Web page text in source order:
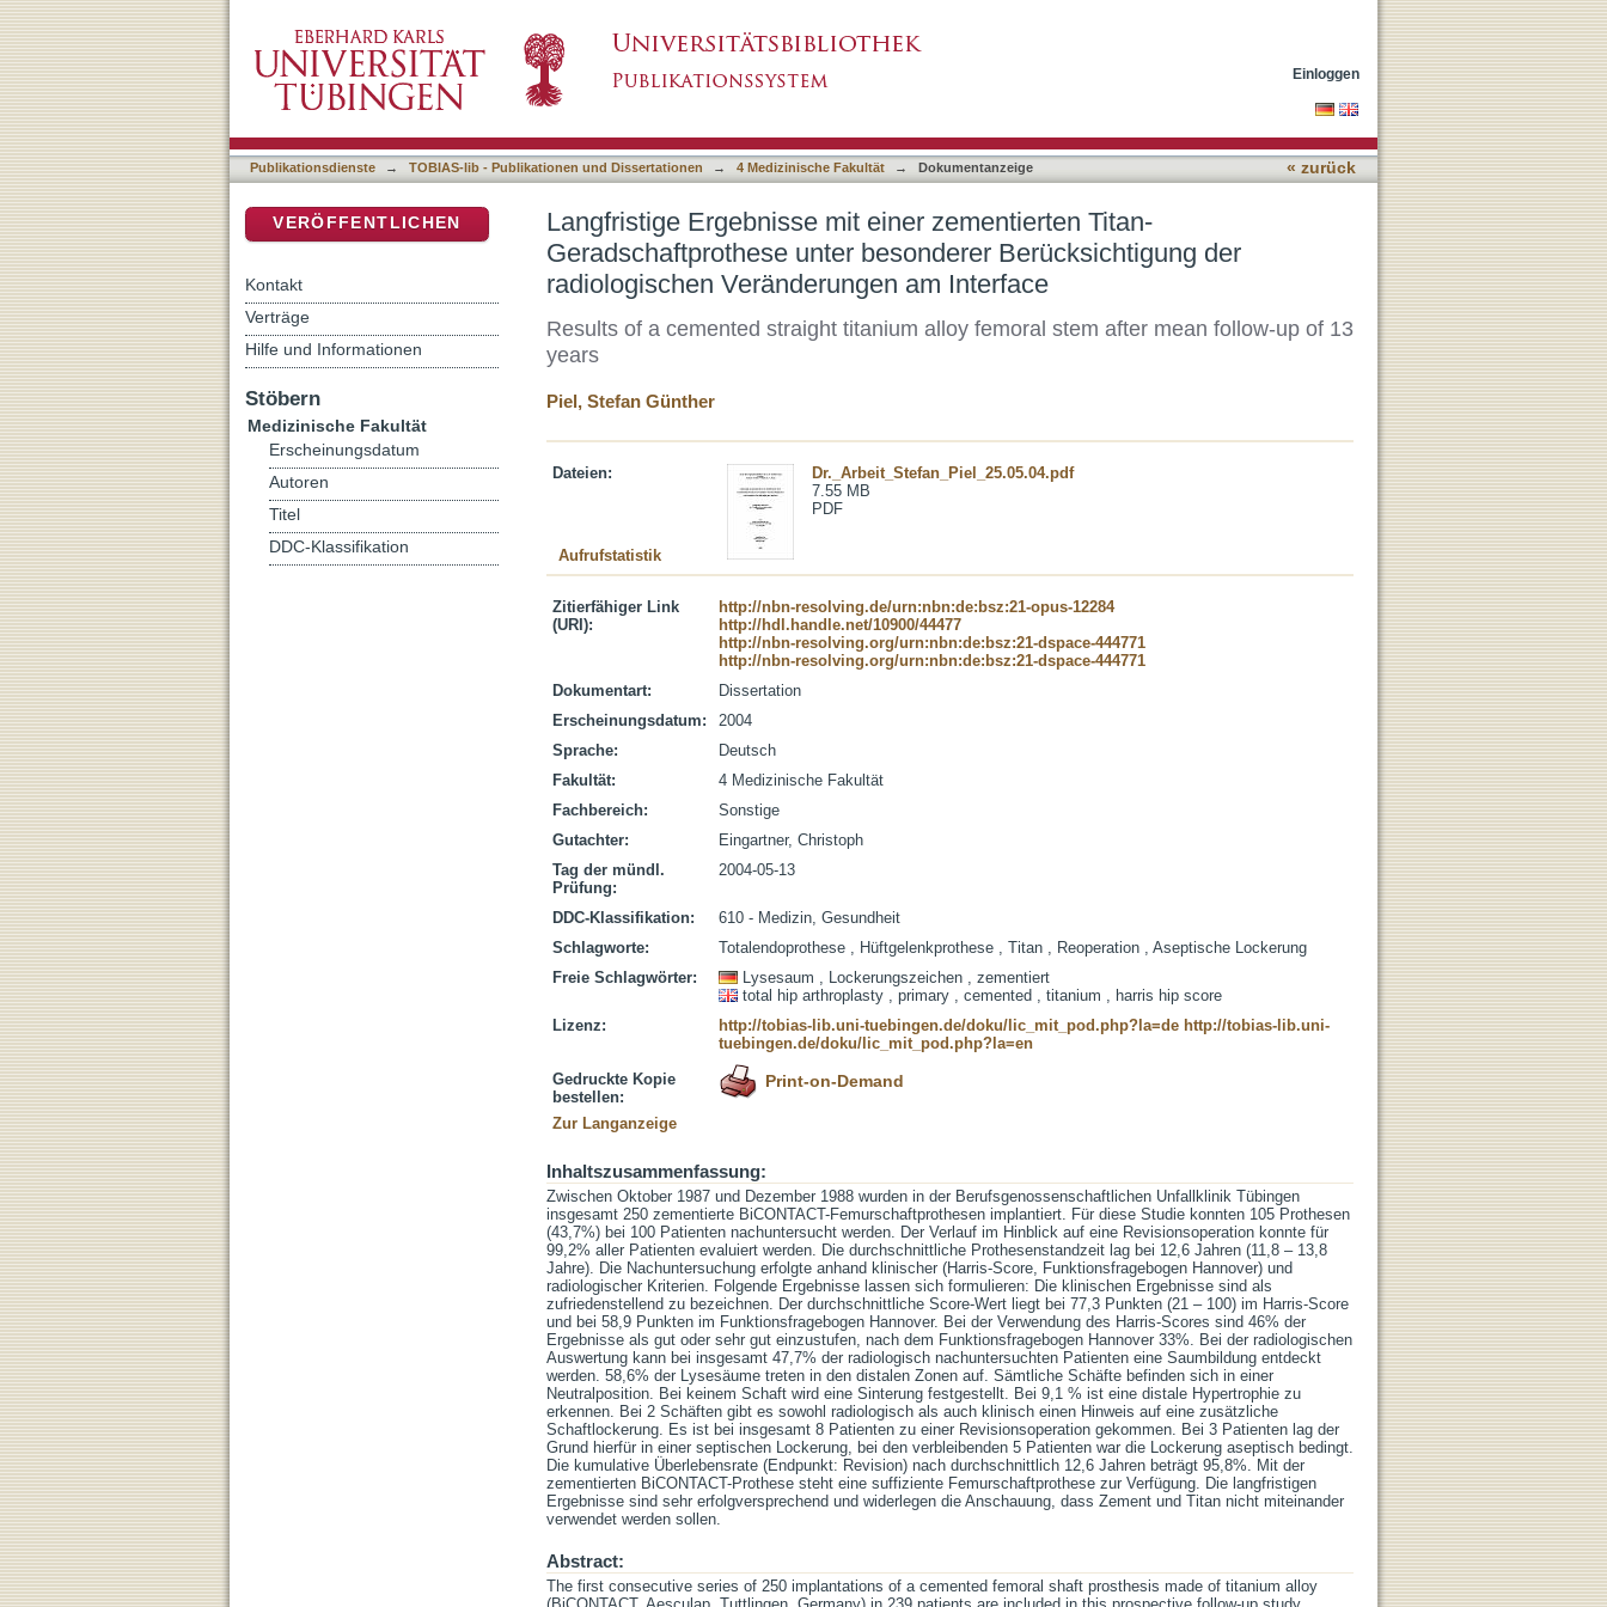
Berücksichtigung der radiologischen Veränderungen am Interface
Einloggen
Publikationsdienste → TOBIAS-lib - Publikationen und Dissertationen → 4 Medizinische Fakultät → Dokumentanzeige « zurück
Langfristige Ergebnisse mit einer zementierten Titan-
Geradschaftprothese unter besonderer Berücksichtigung der
radiologischen Veränderungen am Interface
Results of a cemented straight titanium alloy femoral stem after mean follow-up of 13
years
Piel, Stefan Günther
Dateien:
Dr._Arbeit_Stefan_Piel_25.05.04.pdf
7.55 MB
PDF
Aufrufstatistik
Zitierfähiger Link
(URI):
http://nbn-resolving.de/urn:nbn:de:bsz:21-opus-12284
http://hdl.handle.net/10900/44477
http://nbn-resolving.org/urn:nbn:de:bsz:21-dspace-444771
http://nbn-resolving.org/urn:nbn:de:bsz:21-dspace-444771
Dokumentart:
Dissertation
Erscheinungsdatum:
2004
Sprache:
Deutsch
Fakultät:
4 Medizinische Fakultät
Fachbereich:
Sonstige
Gutachter:
Eingartner, Christoph
Tag der mündl.
Prüfung:
2004-05-13
DDC-Klassifikation:
610 - Medizin, Gesundheit
Schlagworte:
Totalendoprothese , Hüftgelenkprothese , Titan , Reoperation , Aseptische Lockerung
Freie Schlagwörter:
Lysesaum , Lockerungszeichen , zementiert
total hip arthroplasty , primary , cemented , titanium , harris hip score
Lizenz:
http://tobias-lib.uni-tuebingen.de/doku/lic_mit_pod.php?la=de http://tobias-lib.uni-
tuebingen.de/doku/lic_mit_pod.php?la=en
Gedruckte Kopie
bestellen:
Print-on-Demand
Zur Langanzeige
Inhaltszusammenfassung:
Zwischen Oktober 1987 und Dezember 1988 wurden in der Berufsgenossenschaftlichen Unfallklinik Tübingen
insgesamt 250 zementierte BiCONTACT-Femurschaftprothesen implantiert. Für diese Studie konnten 105 Prothesen
(43,7%) bei 100 Patienten nachuntersucht werden. Der Verlauf im Hinblick auf eine Revisionsoperation konnte für
99,2% aller Patienten evaluiert werden. Die durchschnittliche Prothesenstandzeit lag bei 12,6 Jahren (11,8 – 13,8
Jahre). Die Nachuntersuchung erfolgte anhand klinischer (Harris-Score, Funktionsfragebogen Hannover) und
radiologischer Kriterien. Folgende Ergebnisse lassen sich formulieren: Die klinischen Ergebnisse sind als
zufriedenstellend zu bezeichnen. Der durchschnittliche Score-Wert liegt bei 77,3 Punkten (21 – 100) im Harris-Score
und bei 58,9 Punkten im Funktionsfragebogen Hannover. Bei der Verwendung des Harris-Scores sind 46% der
Ergebnisse als gut oder sehr gut einzustufen, nach dem Funktionsfragebogen Hannover 33%. Bei der radiologischen
Auswertung kann bei insgesamt 47,7% der radiologisch nachuntersuchten Patienten eine Saumbildung entdeckt
werden. 58,6% der Lysesäume treten in den distalen Zonen auf. Sämtliche Schäfte befinden sich in einer
Neutralposition. Bei keinem Schaft wird eine Sinterung festgestellt. Bei 9,1 % ist eine distale Hypertrophie zu
erkennen. Bei 2 Schäften gibt es sowohl radiologisch als auch klinisch einen Hinweis auf eine zusätzliche
Schaftlockerung. Es ist bei insgesamt 8 Patienten zu einer Revisionsoperation gekommen. Bei 3 Patienten lag der
Grund hierfür in einer septischen Lockerung, bei den verbleibenden 5 Patienten war die Lockerung aseptisch bedingt.
Die kumulative Überlebensrate (Endpunkt: Revision) nach durchschnittlich 12,6 Jahren beträgt 95,8%. Mit der
zementierten BiCONTACT-Prothese steht eine suffiziente Femurschaftprothese zur Verfügung. Die langfristigen
Ergebnisse sind sehr erfolgversprechend und widerlegen die Anschauung, dass Zement und Titan nicht miteinander
verwendet werden sollen.
Abstract:
The first consecutive series of 250 implantations of a cemented femoral shaft prosthesis made of titanium alloy
VERÖFFENTLICHEN
Kontakt
Verträge
Hilfe und Informationen
Stöbern
Medizinische Fakultät
Erscheinungsdatum
Autoren
Titel
DDC-Klassifikation